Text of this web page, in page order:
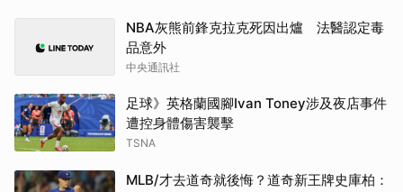
NBA灰熊前鋒克拉克死因出爐 法醫認定毒
品意外
中央通訊社
足球》英格蘭國腳Ivan Toney涉及夜店事件
遭控身體傷害襲擊
TSNA
MLB/才去道奇就後悔？道奇新王牌史庫柏：